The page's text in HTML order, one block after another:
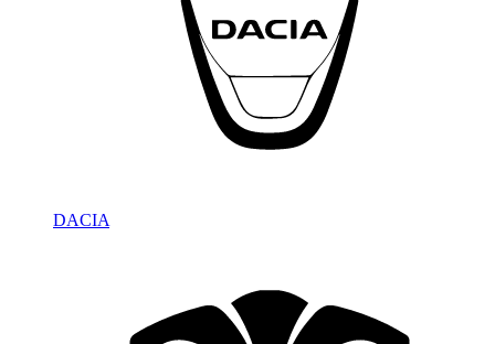
DACIA